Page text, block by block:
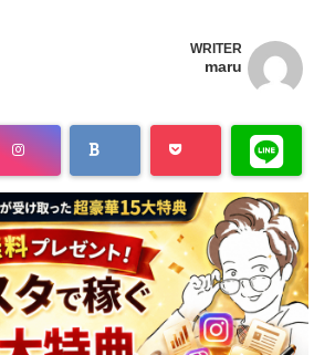
WRITER
maru